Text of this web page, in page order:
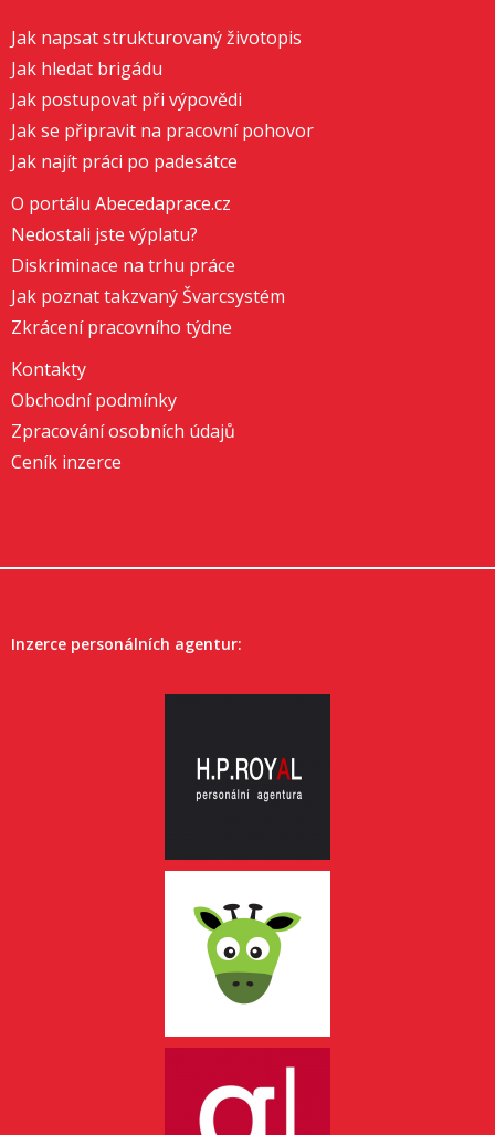
Jak napsat strukturovaný životopis
Jak hledat brigádu
Jak postupovat při výpovědi
Jak se připravit na pracovní pohovor
Jak najít práci po padesátce
O portálu Abecedaprace.cz
Nedostali jste výplatu?
Diskriminace na trhu práce
Jak poznat takzvaný Švarcsystém
Zkrácení pracovního týdne
Kontakty
Obchodní podmínky
Zpracování osobních údajů
Ceník inzerce
Inzerce personálních agentur: